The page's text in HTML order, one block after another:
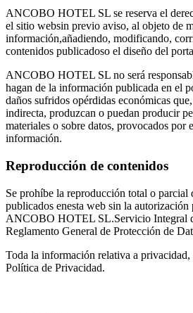
ANCOBO HOTEL SL se reserva el
el sitio websin previo aviso, al objeto de
información,añadiendo, modificando,
contenidos publicadoso el diseño del
ANCOBO HOTEL SL no será
hagan de la información publicada en el
daños sufridos opérdidas económicas
indirecta, produzcan o puedan producir
materiales o sobre datos, provocados por
información.
Reproducción de contenidos
Se prohíbe la reproducción total o parcial
publicados enesta web sin la
ANCOBO HOTEL SL.Servicio Integral
Reglamento General de Protección de
Toda la información relativa a privacidad,
Política de Privacidad.